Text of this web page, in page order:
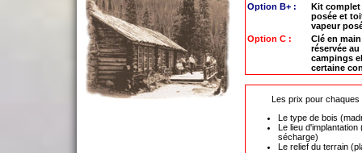
Option B+ :
Kit
posée et
vapeur
Option C :
Clé en
réservée
campings
certaine
Les prix pour
Le type de bois
Le lieu
sécharge)
Le relief du terrain